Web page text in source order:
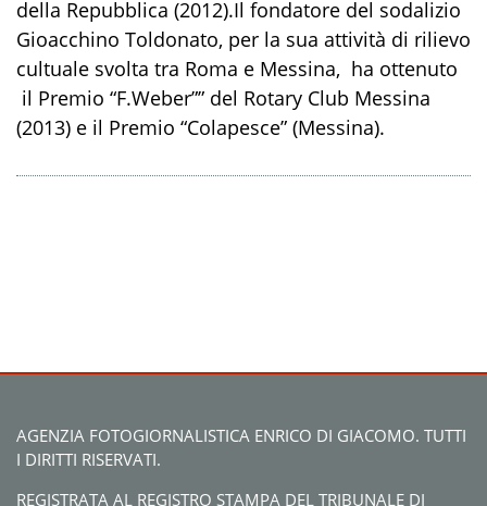
della Repubblica (2012).Il fondatore del sodalizio
Gioacchino Toldonato, per la sua attività di rilievo
cultuale svolta tra Roma e Messina, ha ottenuto
il Premio “F.Weber”” del Rotary Club Messina
(2013) e il Premio “Colapesce” (Messina).
AGENZIA FOTOGIORNALISTICA ENRICO DI GIACOMO. TUTTI
I DIRITTI RISERVATI.
REGISTRATA AL REGISTRO STAMPA DEL TRIBUNALE DI